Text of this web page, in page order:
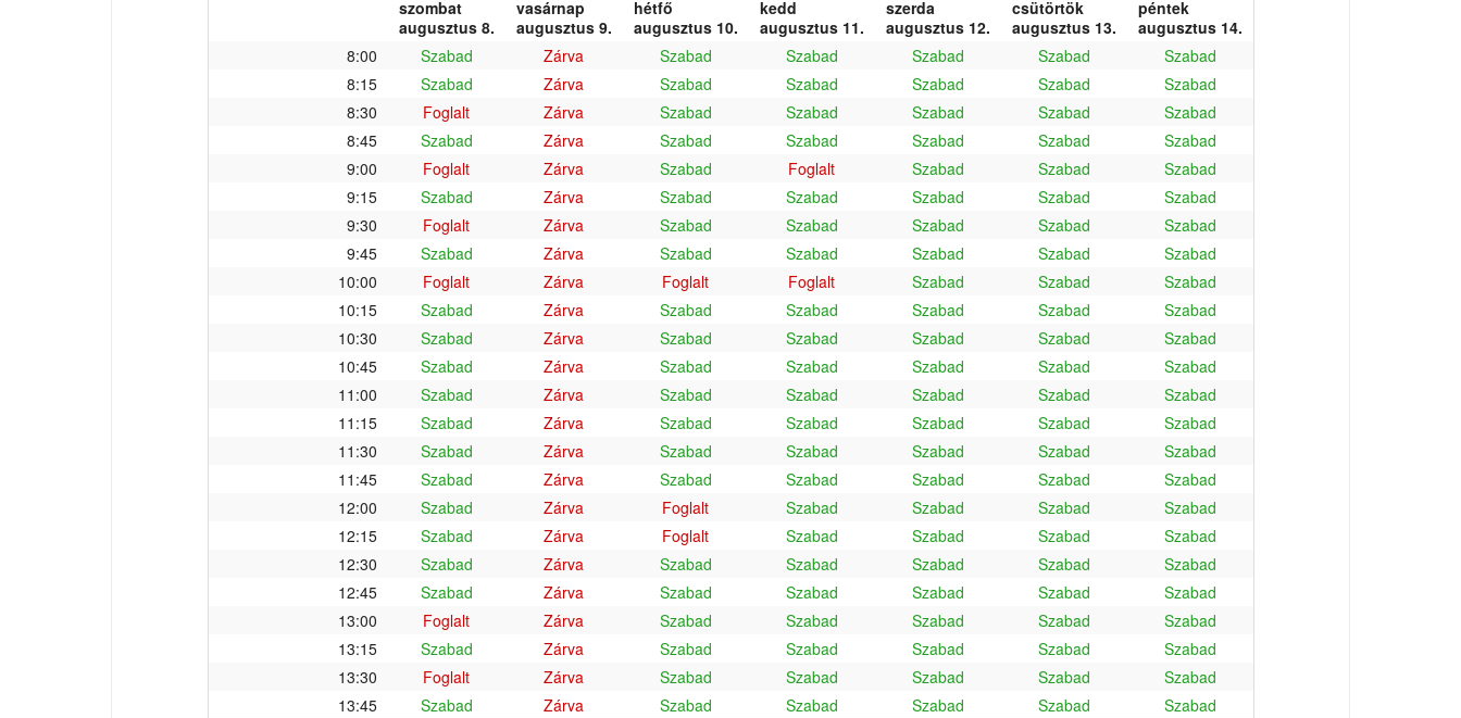
szombat
augusztus 8.
vasárnap
augusztus 9.
hétfő
augusztus 10.
kedd
augusztus 11.
szerda
augusztus 12.
csütörtök
augusztus 13.
péntek
augusztus 14.
8:00
Szabad Zárva Szabad Szabad Szabad Szabad
Szabad
8:15
Szabad Zárva Szabad Szabad Szabad Szabad
Szabad
8:30
Foglalt Zárva Szabad Szabad Szabad Szabad
Szabad
8:45
Szabad Zárva Szabad Szabad Szabad Szabad
Szabad
9:00
Foglalt Zárva Szabad Foglalt Szabad Szabad
Szabad
9:15
Szabad Zárva Szabad Szabad Szabad Szabad
Szabad
9:30
Foglalt Zárva Szabad Szabad Szabad Szabad
Szabad
9:45
Szabad Zárva Szabad Szabad Szabad Szabad
Szabad
10:00
Foglalt Zárva Foglalt Foglalt Szabad Szabad
Szabad
10:15
Szabad Zárva Szabad Szabad Szabad Szabad
Szabad
10:30
Szabad Zárva Szabad Szabad Szabad Szabad
Szabad
10:45
Szabad Zárva Szabad Szabad Szabad Szabad
Szabad
11:00
Szabad Zárva Szabad Szabad Szabad Szabad
Szabad
11:15
Szabad Zárva Szabad Szabad Szabad Szabad
Szabad
11:30
Szabad Zárva Szabad Szabad Szabad Szabad
Szabad
11:45
Szabad Zárva Szabad Szabad Szabad Szabad
Szabad
12:00
Szabad Zárva Foglalt Szabad Szabad Szabad
Szabad
12:15
Szabad Zárva Foglalt Szabad Szabad Szabad
Szabad
12:30
Szabad Zárva Szabad Szabad Szabad Szabad
Szabad
12:45
Szabad Zárva Szabad Szabad Szabad Szabad
Szabad
13:00
Foglalt Zárva Szabad Szabad Szabad Szabad
Szabad
13:15
Szabad Zárva Szabad Szabad Szabad Szabad
Szabad
13:30
Foglalt Zárva Szabad Szabad Szabad Szabad
Szabad
13:45
Szabad Zárva Szabad Szabad Szabad Szabad
Szabad